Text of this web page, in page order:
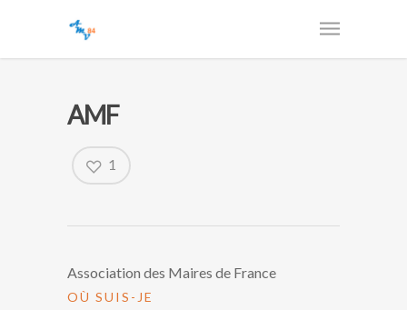
AMF
1
Association des Maires de France
OÙ SUIS-JE